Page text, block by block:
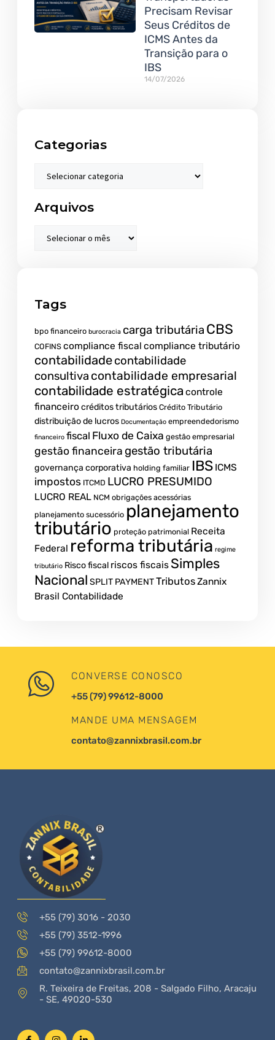
Precisam Revisar
Seus Créditos de
ICMS Antes da
Transição para o
IBS
14/07/2026
Categorias
Arquivos
Tags
bpo financeiro burocracia carga tributária CBS
COFINS compliance fiscal compliance tributário
contabilidadecontabilidade
consultiva contabilidade empresarial
contabilidade estratégica controle
financeirocréditos tributários Crédito Tributário
distribuição de lucros Documentação empreendedorismo
financeiro fiscal Fluxo de Caixa gestão empresarial
gestão financeira gestão tributária
governança corporativa holding familiar IBS ICMS
impostos ITCMD LUCRO PRESUMIDO
LUCRO REAL NCM obrigações acessórias
planejamento sucessório planejamento
tributário proteção patrimonial Receita
Federal reforma tributária regime
tributário Risco fiscal riscos fiscais Simples
Nacional SPLIT PAYMENTTributosZannix
Brasil Contabilidade
CONVERSE CONOSCO
+55 (79) 99612-8000
MANDE UMA MENSAGEM
contato@zannixbrasil.com.br
+55 (79) 3016 - 2030
+55 (79) 3512-1996
+55 (79) 99612-8000
contato@zannixbrasil.com.br
R. Teixeira de Freitas, 208 - Salgado Filho, Aracaju
- SE, 49020-530